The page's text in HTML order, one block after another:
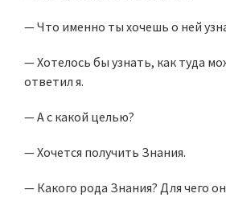
— Что именно ты хочешь о ней
— Хотелось бы узнать, как туда
ответил я.
— А с какой целью?
— Хочется получить Знания.
— Какого рода Знания? Для чего